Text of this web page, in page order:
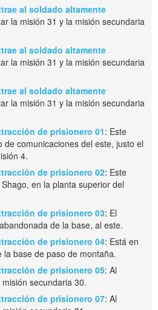
al soldado altamente
la misión 31 y la misión secundaria
al soldado altamente
la misión 31 y la misión secundaria
al soldado altamente
la misión 31 y la misión secundaria
de prisionero 01: Este
comunicaciones del este, justo el
4.
de prisionero 02: Este
en la planta superior del
de prisionero 03: El
de la base, al este.
de prisionero 04: Está en
base de paso de montaña.
de prisionero 05: Al
secundaria 30.
de prisionero 07: Al